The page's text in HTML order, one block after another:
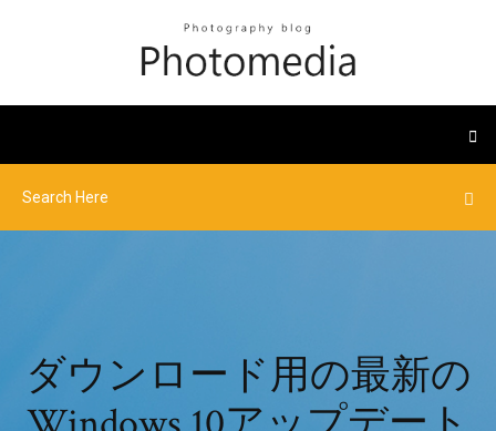
ダウンロード用の最新の